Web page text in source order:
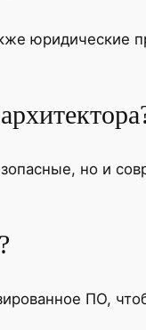
юридические
но и
ПО,